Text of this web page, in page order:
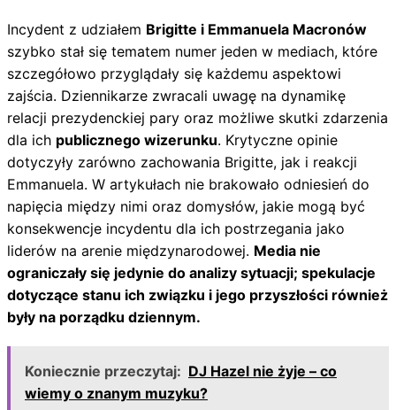
Incydent z udziałem Brigitte i Emmanuela Macronów
szybko stał się tematem numer jeden w mediach, które
szczegółowo przyglądały się każdemu aspektowi
zajścia. Dziennikarze zwracali uwagę na dynamikę
relacji prezydenckiej pary oraz możliwe skutki zdarzenia
dla ich publicznego wizerunku. Krytyczne opinie
dotyczyły zarówno zachowania Brigitte, jak i reakcji
Emmanuela. W artykułach nie brakowało odniesień do
napięcia między nimi oraz domysłów, jakie mogą być
konsekwencje incydentu dla ich postrzegania jako
liderów na arenie międzynarodowej. Media nie
ograniczały się jedynie do analizy sytuacji; spekulacje
dotyczące stanu ich związku i jego przyszłości również
były na porządku dziennym.
Koniecznie przeczytaj: DJ Hazel nie żyje – co
wiemy o znanym muzyku?